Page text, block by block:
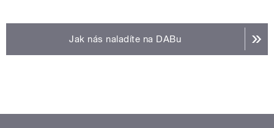
Jak nás naladíte na DABu